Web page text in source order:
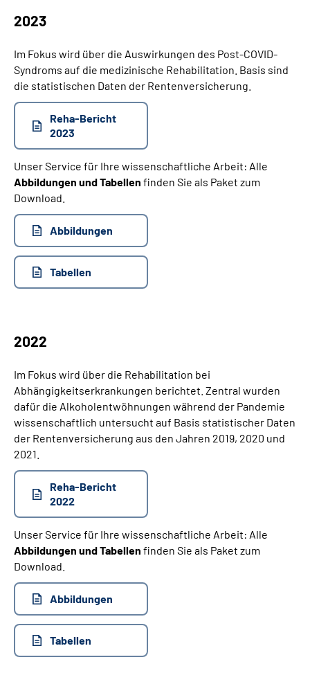
2023
Im Fokus wird über die Auswirkungen des Post-COVID-
Syndroms auf die medizinische Rehabilitation. Basis sind
die statistischen Daten der Rentenversicherung.
Reha-Bericht
2023
Unser Service für Ihre wissenschaftliche Arbeit: Alle
Abbildungen und Tabellen finden Sie als Paket zum
Download.
Abbildungen
Tabellen
2022
Im Fokus wird über die Rehabilitation bei
Abhängigkeitserkrankungen berichtet. Zentral wurden
dafür die Alkoholentwöhnungen während der Pandemie
wissenschaftlich untersucht auf Basis statistischer Daten
der Rentenversicherung aus den Jahren 2019, 2020 und
2021.
Reha-Bericht
2022
Unser Service für Ihre wissenschaftliche Arbeit: Alle
Abbildungen und Tabellen finden Sie als Paket zum
Download.
Abbildungen
Tabellen